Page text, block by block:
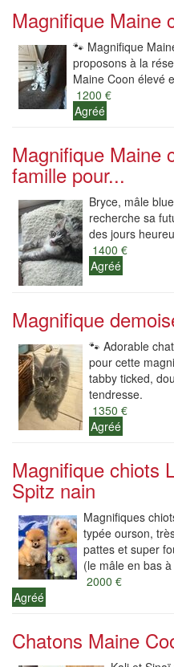
Magnifique Maine
🐾 Magnifique
proposons à la
Maine Coon élevé
1200 €
Agréé
Magnifique Maine
famille pour...
Bryce, mâle
recherche sa
des jours
1400 €
Agréé
Magnifique
🐾 Adorable
pour cette
tabby ticked,
tendresse.
1350 €
Agréé
Magnifique chiots
Spitz nain
Magnifiques
typée ourson,
pattes et super
(le mâle en bas
2000 €
Agréé
Chatons Maine